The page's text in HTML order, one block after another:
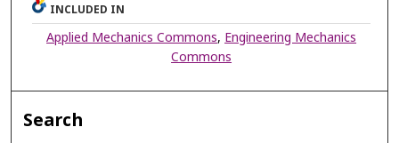
INCLUDED IN
Applied Mechanics Commons, Engineering Mechanics
Commons
Search